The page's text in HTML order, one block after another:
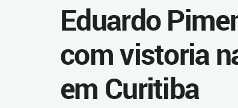
Eduardo
com vistoria
em Curitiba